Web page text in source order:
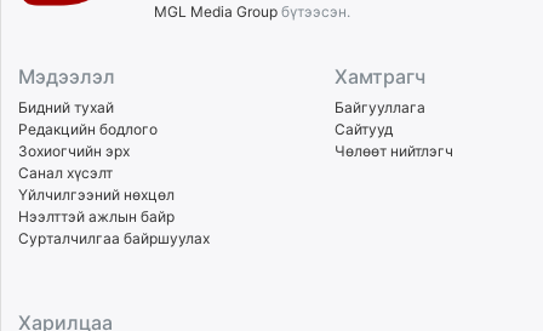
MGL Media Group бүтээсэн.
Мэдээлэл
Бидний тухай
Редакцийн бодлого
Зохиогчийн эрх
Санал хүсэлт
Үйлчилгээний нөхцөл
Нээлттэй ажлын байр
Сурталчилгаа байршуулах
Хамтрагч
Байгууллага
Сайтууд
Чөлөөт нийтлэгч
Харилцаа